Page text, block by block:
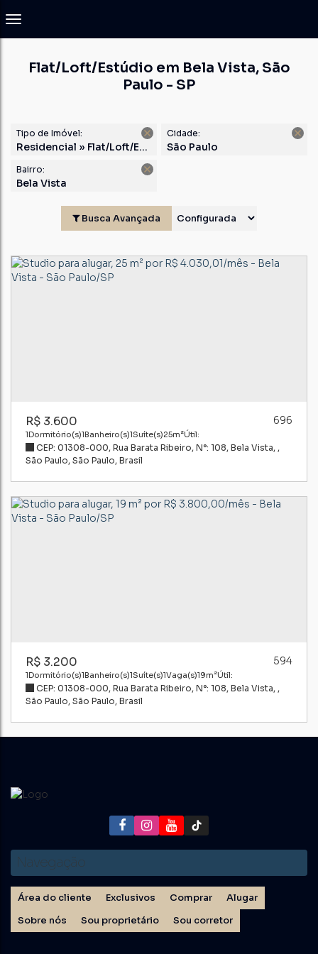
Flat/Loft/Estúdio em Bela Vista, São
Paulo - SP
Tipo de Imóvel:
Residencial » Flat/Loft/Estúdio
Cidade:
São Paulo
Bairro:
Bela Vista
Busca Avançada
R$ 3.600 696
CEP: 01308-000, Rua Barata Ribeiro, N°: 108, Bela Vista ,
São Paulo, São Paulo, Brasil
1Dormitório(s)1Banheiro(s)1Suíte(s) Útil:
25m²
R$ 3.200 594
CEP: 01308-000, Rua Barata Ribeiro, N°: 108, Bela Vista ,
São Paulo, São Paulo, Brasil
1Dormitório(s)1Banheiro(s)1Suíte(s)1Vaga(s) Útil:
19m²
Navegação
Área do cliente Exclusivos Comprar
Alugar
Sobre nós
Sou proprietário Sou corretor